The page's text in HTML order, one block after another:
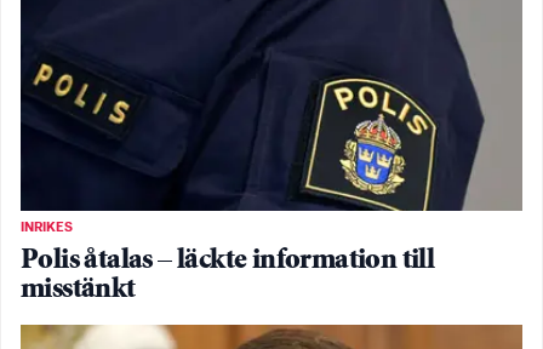
INRIKES
Polis åtalas – läckte information till
misstänkt